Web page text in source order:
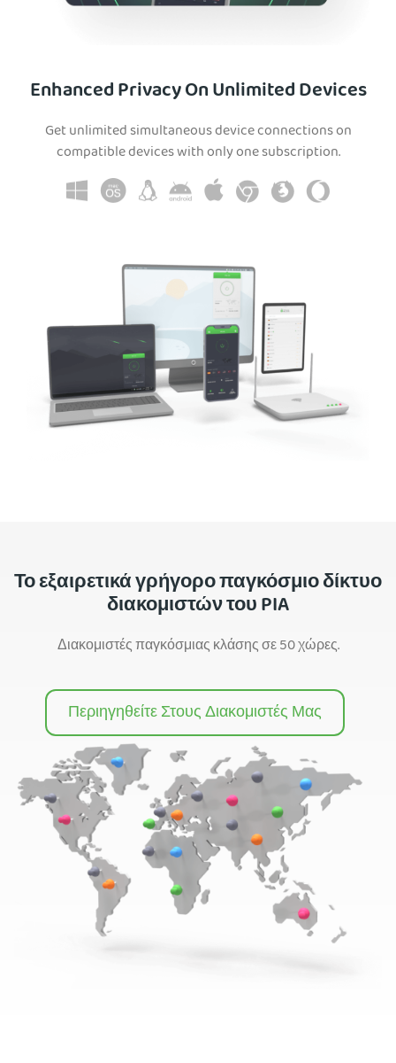
Enhanced Privacy On Unlimited Devices
Get unlimited simultaneous device connections on
compatible devices with only one subscription.
Το εξαιρετικά γρήγορο παγκόσμιο δίκτυο
διακομιστών του PIA
Διακομιστές παγκόσμιας κλάσης σε 50 χώρες.
Περιηγηθείτε Στους Διακομιστές Μας